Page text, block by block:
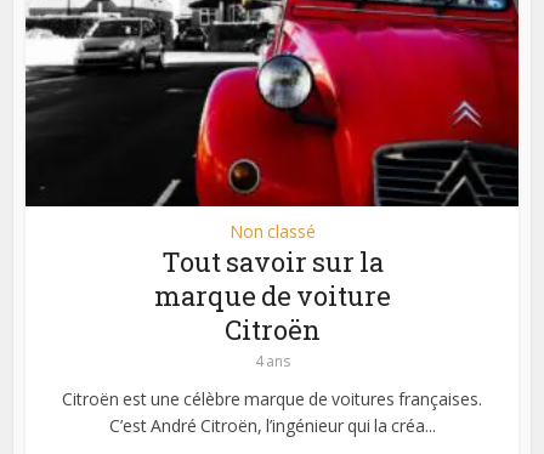
Non classé
Tout savoir sur la
marque de voiture
Citroën
4 ans
Citroën est une célèbre marque de voitures françaises.
C’est André Citroën, l’ingénieur qui la créa...